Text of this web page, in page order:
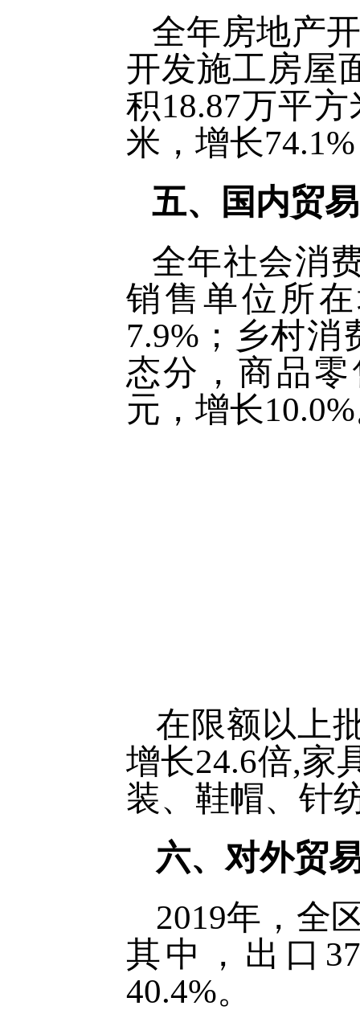
全年房地产
开发施工房屋
积18.87万平
米，增长
五、国内贸易
全年社会消
销售单位所
7.9%；乡村消
态分，商品零
元，增长
在限额以上
增长24.6倍,家
装、鞋帽、针
六、对外贸
2019年，全
其中，出口
40.4%。